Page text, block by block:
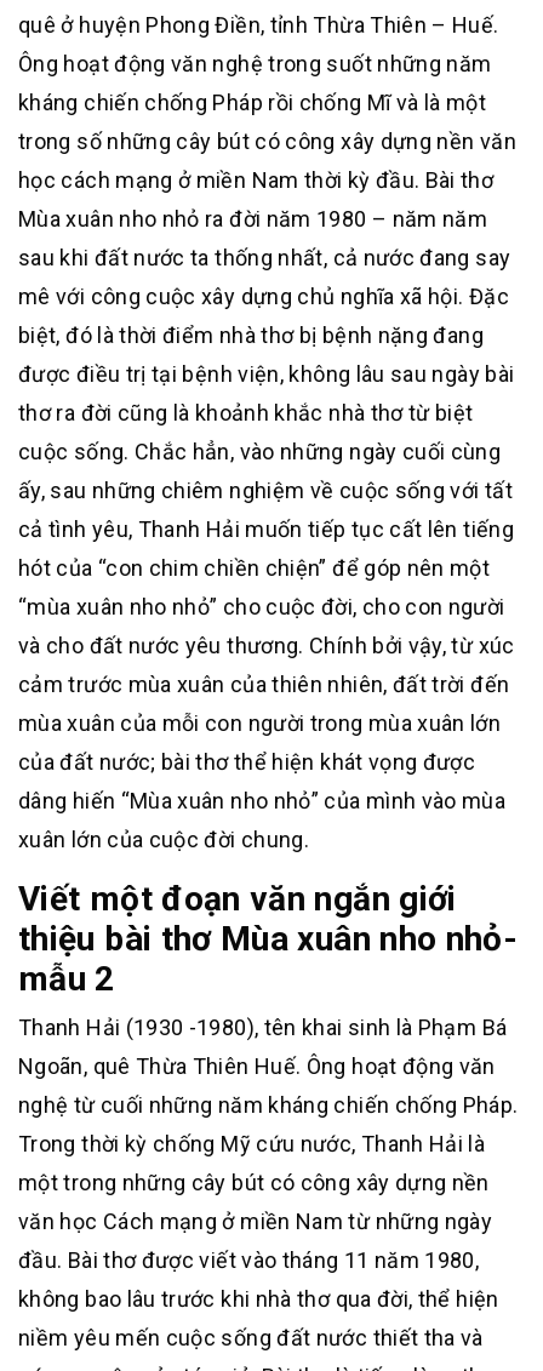
quê ở huyện Phong Điền, tỉnh Thừa Thiên – Huế.
Ông hoạt động văn nghệ trong suốt những năm
kháng chiến chống Pháp rồi chống Mĩ và là một
trong số những cây bút có công xây dựng nền văn
học cách mạng ở miền Nam thời kỳ đầu. Bài thơ
Mùa xuân nho nhỏ ra đời năm 1980 – năm năm
sau khi đất nước ta thống nhất, cả nước đang say
mê với công cuộc xây dựng chủ nghĩa xã hội. Đặc
biệt, đó là thời điểm nhà thơ bị bệnh nặng đang
được điều trị tại bệnh viện, không lâu sau ngày bài
thơ ra đời cũng là khoảnh khắc nhà thơ từ biệt
cuộc sống. Chắc hẳn, vào những ngày cuối cùng
ấy, sau những chiêm nghiệm về cuộc sống với tất
cả tình yêu, Thanh Hải muốn tiếp tục cất lên tiếng
hót của “con chim chiền chiện” để góp nên một
“mùa xuân nho nhỏ” cho cuộc đời, cho con người
và cho đất nước yêu thương. Chính bởi vậy, từ xúc
cảm trước mùa xuân của thiên nhiên, đất trời đến
mùa xuân của mỗi con người trong mùa xuân lớn
của đất nước; bài thơ thể hiện khát vọng được
dâng hiến “Mùa xuân nho nhỏ” của mình vào mùa
xuân lớn của cuộc đời chung.
Viết một đoạn văn ngắn giới
thiệu bài thơ Mùa xuân nho nhỏ-
mẫu 2
Thanh Hải (1930 -1980), tên khai sinh là Phạm Bá
Ngoãn, quê Thừa Thiên Huế. Ông hoạt động văn
nghệ từ cuối những năm kháng chiến chống Pháp.
Trong thời kỳ chống Mỹ cứu nước, Thanh Hải là
một trong những cây bút có công xây dựng nền
văn học Cách mạng ở miền Nam từ những ngày
đầu. Bài thơ được viết vào tháng 11 năm 1980,
không bao lâu trước khi nhà thơ qua đời, thể hiện
niềm yêu mến cuộc sống đất nước thiết tha và